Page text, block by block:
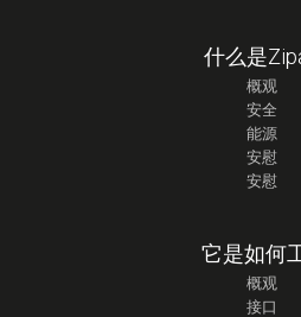
什么是
概观
安全
能源
安慰
安慰
它是如何
概观
接口